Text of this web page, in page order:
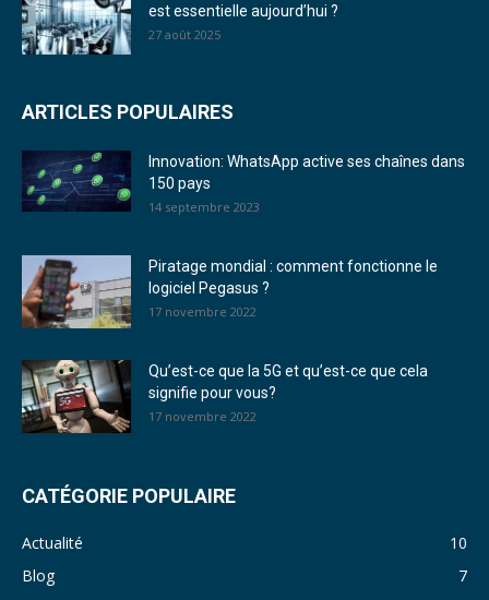
est essentielle aujourd’hui ?
27 août 2025
ARTICLES POPULAIRES
Innovation: WhatsApp active ses chaînes dans
150 pays
14 septembre 2023
Piratage mondial : comment fonctionne le
logiciel Pegasus ?
17 novembre 2022
Qu’est-ce que la 5G et qu’est-ce que cela
signifie pour vous?
17 novembre 2022
CATÉGORIE POPULAIRE
Actualité
10
Blog
7